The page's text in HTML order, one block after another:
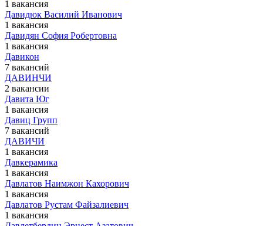
1 вакансия
Давидюк Василий Иванович
1 вакансия
Давидян София Робертовна
1 вакансия
Давикон
7 вакансий
ДАВИНЧИ
2 вакансии
Давита Юг
1 вакансия
Давиц Групп
7 вакансий
ДАВИЧИ
1 вакансия
Давкерамика
1 вакансия
Давлатов Наимжон Кахорович
1 вакансия
Давлатов Рустам Файзалиевич
1 вакансия